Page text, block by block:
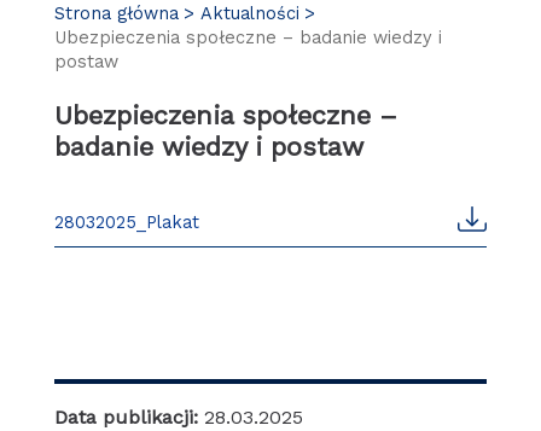
Strona główna
Aktualności
Ubezpieczenia społeczne – badanie wiedzy i
postaw
Ubezpieczenia społeczne –
badanie wiedzy i postaw
28032025_Plakat
Data publikacji: 28.03.2025